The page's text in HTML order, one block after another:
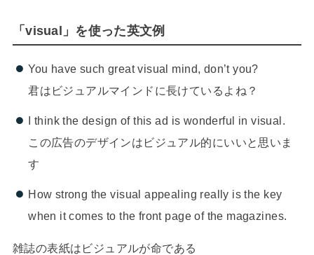
「visual」を使った英文例
You have such great visual mind, don’t you?
君はビジュアルマインドに長けているよね？
I think the design of this ad is wonderful in visual.
この広告のデザインはビジュアル的にいいと思いま
す
How strong the visual appealing really is the key
when it comes to the front page of the magazines.
雑誌の表紙はビジュアルが命である